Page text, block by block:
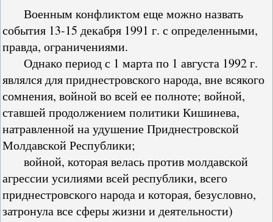
Военным конфликтом еще можно назвать
события 13-15 декабря 1991 г. с определенными,
правда, ограничениями.
Однако период с 1 марта по 1 августа 1992 г.
являлся для приднестровского народа, вне всякого
сомнения, войной во всей ее полноте; войной,
ставшей продолжением политики Кишинева,
натравленной на удушение Приднестровской
Молдавской Республики;
войной, которая велась против молдавской
агрессии усилиями всей республики, всего
приднестровского народа и которая, безусловно,
затронула все сферы жизни и деятельности)